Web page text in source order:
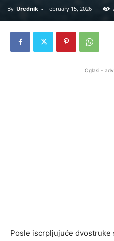
By Urednik - February 15, 2026
Oglasi -
Posle iscrpljujuće dvostruke